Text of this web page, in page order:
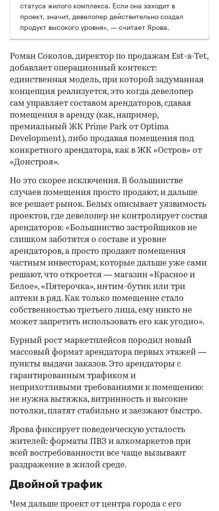
статуса жилого комплекса. Если она заходит в
проект, значит, девелопер действительно создал
продукт высокого уровня», — считает Ярова.
Роман Соколов, директор по продажам Est-a-Tet,
добавляет операционный контекст:
единственная модель, при которой задуманная
концепция реализуется, это когда девелопер
сам управляет составом арендаторов, сдавая
помещения в аренду (как, например,
премиальный ЖК Prime Park от Optima
Development), либо продавая помещения под
конкретного арендатора, как в ЖК «Остров» от
«Донстроя».
Но это скорее исключения. В большинстве
случаев помещения просто продают, и дальше
все решает рынок. Белых описывает уязвимость
проектов, где девелопер не контролирует состав
арендаторов: «Большинство застройщиков не
слишком заботятся о составе и уровне
арендаторов, а просто продают помещения
частным инвесторам, которые дальше уже сами
решают, что откроется — магазин «Красное и
Белое», «Пятерочка», интим-бутик или три
аптеки в ряд. Как только помещение стало
собственностью третьего лица, ему никто не
может запретить использовать его как угодно».
Бурный рост маркетплейсов породил новый
массовый формат арендатора первых этажей —
пункты выдачи заказов. Это арендаторы с
гарантированным трафиком и
неприхотливыми требованиями к помещению:
не нужна вытяжка, витринность и высокие
потолки, платят стабильно и заезжают быстро.
Ярова фиксирует поведенческую усталость
жителей: форматы ПВЗ и алкомаркетов при
всей востребованности все чаще вызывают
раздражение в жилой среде.
Двойной трафик
Чем дальше проект от центра города с его